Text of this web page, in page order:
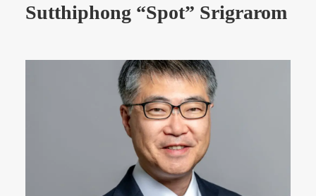
Sutthiphong “Spot” Srigrarom